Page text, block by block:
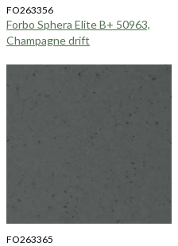
FO263356
Forbo Sphera Elite B+ 50963,
Champagne drift
FO263365